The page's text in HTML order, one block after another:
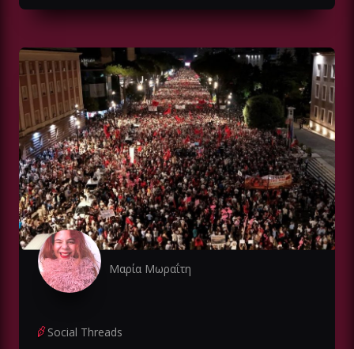
Μαρία Μωραΐτη
Social Threads